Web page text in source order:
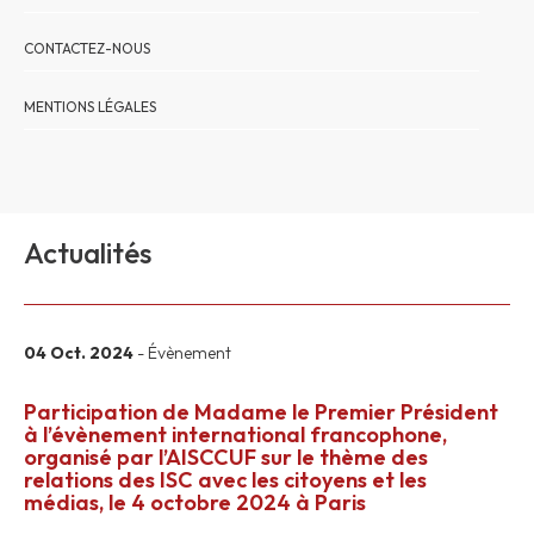
CONTACTEZ-NOUS
MENTIONS LÉGALES
Actualités
04 Oct. 2024 - Évènement
Participation de Madame le Premier Président
à l’évènement international francophone,
organisé par l’AISCCUF sur le thème des
relations des ISC avec les citoyens et les
médias, le 4 octobre 2024 à Paris